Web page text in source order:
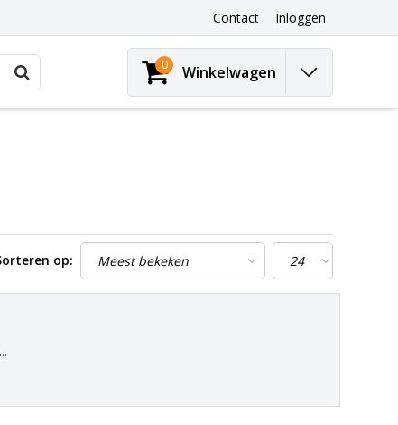
Contact Inloggen
0 Winkelwagen
op: